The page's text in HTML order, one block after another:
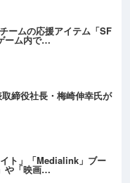
ームの応援アイテム「SF
ーム内で…
締役社長・梅崎伸幸氏が
イト」「Medialink」ブー
や「映画…